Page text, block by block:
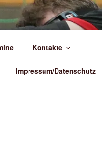
Kontakte
Impressum/Datenschutz